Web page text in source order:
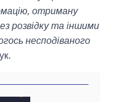
отриману
розвідку та іншими
несподіваного